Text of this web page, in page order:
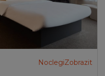
NoclegiZobrazit